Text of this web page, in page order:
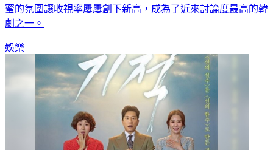
蜜的氛圍讓收視率屢屢創下新高，成為了近來討論度最高的韓
劇之一。
娛樂